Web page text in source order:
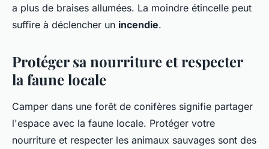
a plus de braises allumées. La moindre étincelle peut
suffire à déclencher un incendie.
Protéger sa nourriture et respecter
la faune locale
Camper dans une forêt de conifères signifie partager
l'espace avec la faune locale. Protéger votre
nourriture et respecter les animaux sauvages sont des